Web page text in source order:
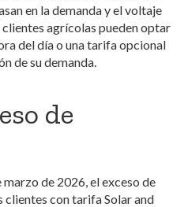
en la demanda y el voltaje
agrícolas pueden optar
del día o una tarifa opcional
de su demanda.
de
de 2026, el exceso de
con tarifa Solar and